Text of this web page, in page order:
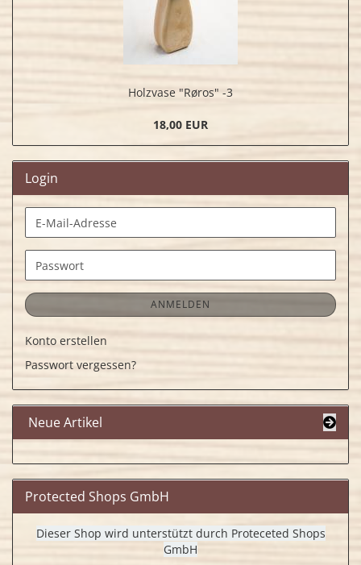
Holzvase "Røros" -3
18,00 EUR
Login
E-
Mail-
Adresse
Passwort
ANMELDEN
Konto erstellen
Passwort vergessen?
Neue Artikel
Protected Shops GmbH
Dieser Shop wird unterstützt durch Proteceted Shops
GmbH